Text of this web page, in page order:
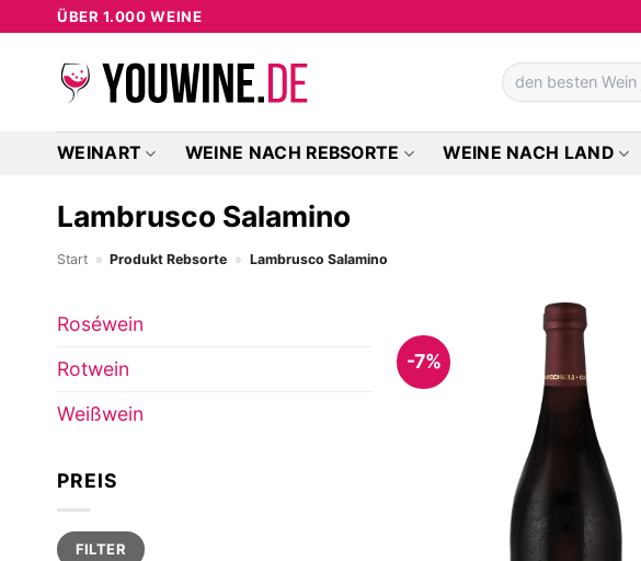
springen
ÜBER 1.000 WEINE
Suchen
nach:
WEINART WEINE NACH REBSORTE WEINE NACH LAND
Lambrusco Salamino
Start » Produkt Rebsorte » Lambrusco Salamino
Roséwein
Rotwein
Weißwein
PREIS
Min.
Preis
Max.
PreisFILTER
-7%